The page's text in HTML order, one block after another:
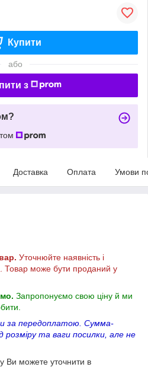
Купити
або
з
Доставка Оплата Умови
Уточнюйте наявність і
Товар може бути проданий у
Запропонуємо свою ціну й ми
за передоплатою. Сумма-
та ваги посилки, але не
Ви можете уточнити в